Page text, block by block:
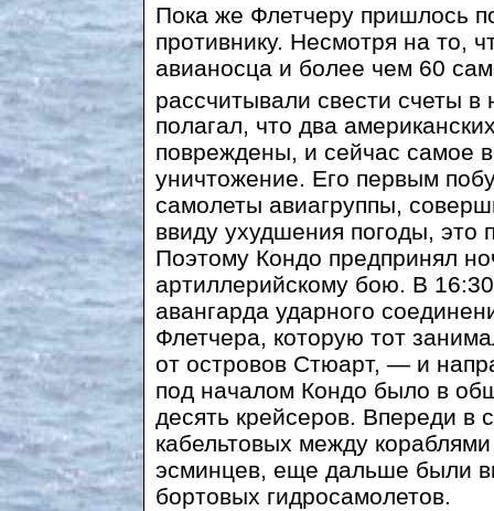
Пока же Флетчеру пришлось
противнику. Несмотря на то,
авианосца и более чем 60
рассчитывали свести счеты
полагал, что два
повреждены, и сейчас самое
уничтожение. Его первым
самолеты авиагруппы,
ввиду ухудшения погоды, это
Поэтому Кондо предпринял
артиллерийскому бою. В
авангарда ударного
Флетчера, которую тот
от островов Стюарт, — и
под началом Кондо было в
десять крейсеров. Впереди
кабельтовых между
эсминцев, еще дальше были
бортовых гидросамолетов.